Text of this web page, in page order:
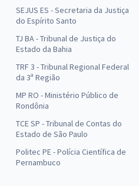
SEJUS ES - Secretaria da Justiça
do Espírito Santo
TJ BA - Tribunal de Justiça do
Estado da Bahia
TRF 3 - Tribunal Regional Federal
da 3ª Região
MP RO - Ministério Público de
Rondônia
TCE SP - Tribunal de Contas do
Estado de São Paulo
Politec PE - Polícia Científica de
Pernambuco